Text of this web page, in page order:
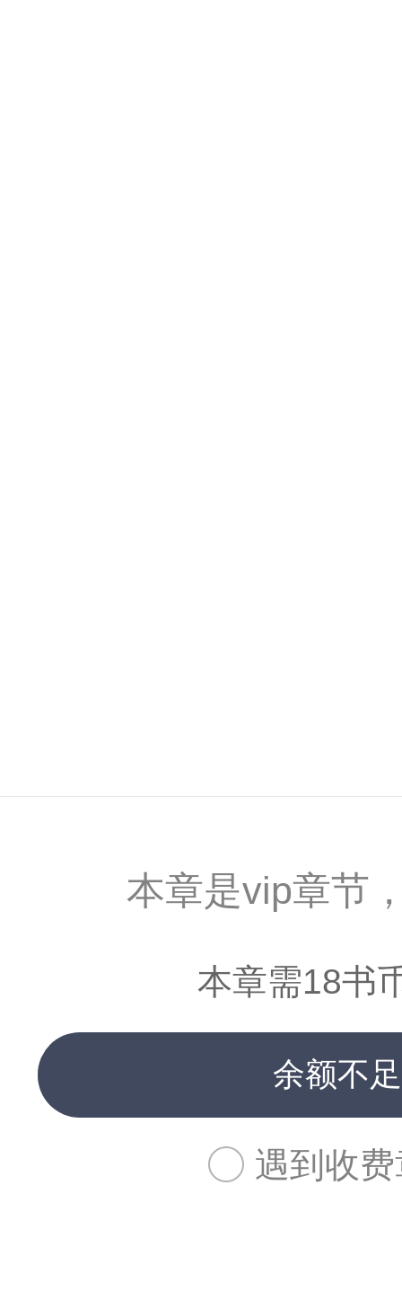
本章是vip章节
本章需18书
余额不
遇到收